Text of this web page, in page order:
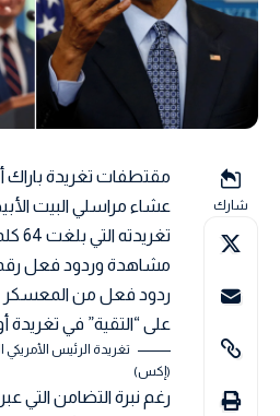
شارك
مقتطفات تغريدة باراك
عشاء مراسلي البيت
مشاهدة وردود فعل
ردود فعل من المعسكر
على “التقية” في تغريدة
تغريدة الرئيس الأمريكي
(إكس)
رغم نبرة التضامن التي